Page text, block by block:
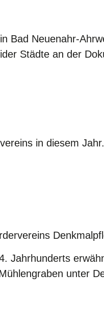
Bad Neuenahr-
Städte an der
in diesem Jahr.
Jahrhunderts
unter